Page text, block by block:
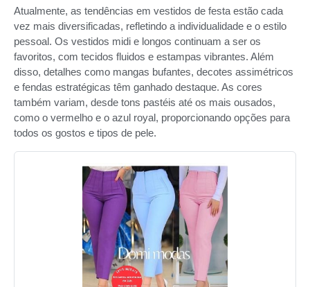
Atualmente, as tendências em vestidos de festa estão cada
vez mais diversificadas, refletindo a individualidade e o estilo
pessoal. Os vestidos midi e longos continuam a ser os
favoritos, com tecidos fluidos e estampas vibrantes. Além
disso, detalhes como mangas bufantes, decotes assimétricos
e fendas estratégicas têm ganhado destaque. As cores
também variam, desde tons pastéis até os mais ousados,
como o vermelho e o azul royal, proporcionando opções para
todos os gostos e tipos de pele.